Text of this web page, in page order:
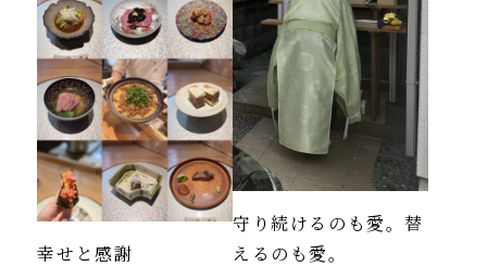
幸せと感謝
守り続けるのも愛。替
えるのも愛。